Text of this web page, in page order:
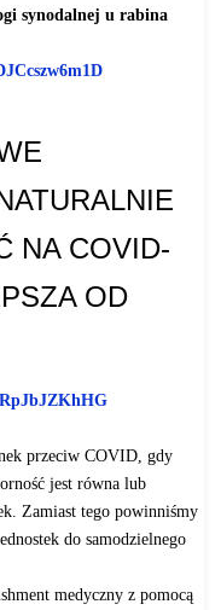
synodalnej u rabina
NA COVID-
OD
przeciw COVID, gdy
jest równa lub
Zamiast tego powinniśmy
do samodzielnego
medyczny z pomocą